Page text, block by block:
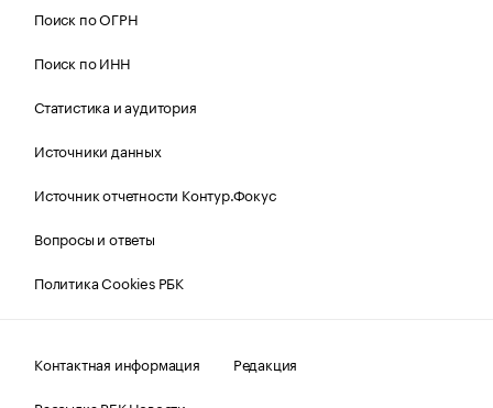
Поиск по ОГРН
Поиск по ИНН
Статистика и аудитория
Источники данных
Источник отчетности Контур.Фокус
Вопросы и ответы
Политика Cookies РБК
Контактная информация
Редакция